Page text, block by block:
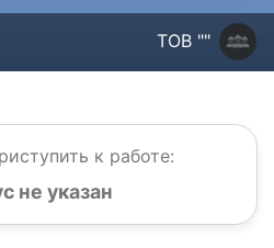
ТОВ ""
к работе:
не указан